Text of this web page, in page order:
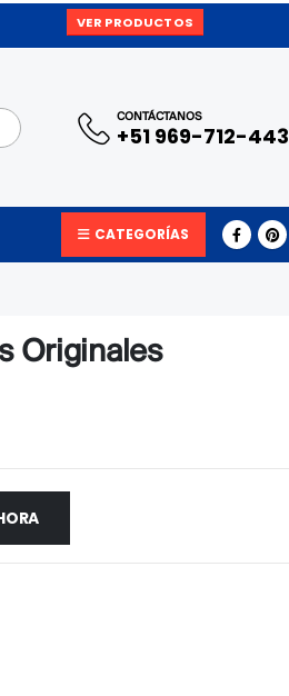
VER PRODUCTOS
CONTÁCTANOS
+51 969-712-443
CATEGORÍAS
Originales